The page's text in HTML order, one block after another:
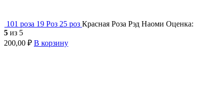
101 роза 19 Роз 25 роз Красная Роза Рэд Наоми Оценка:
5 из 5
200,00 ₽ В корзину